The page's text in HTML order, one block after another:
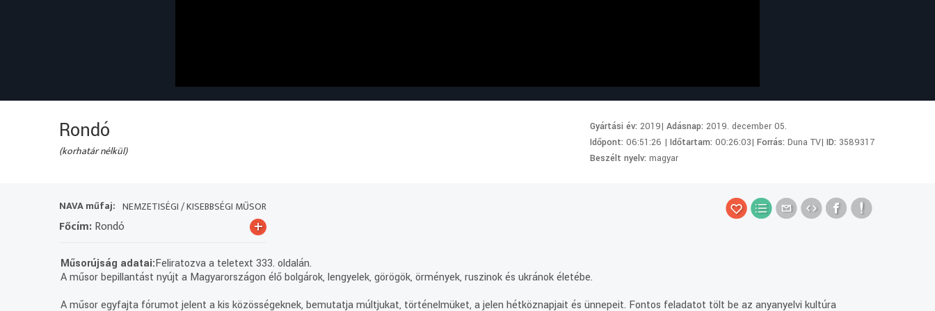
Rondó
(korhatár nélkül)
Gyártási év:2019|Adásnap:2019. december 05.
Időpont:06:51:26 |Időtartam:00:26:03|Forrás:Duna TV|ID: 3589317
Beszélt nyelv:magyar
NAVA műfaj: NEMZETISÉGI / KISEBBSÉGI MŰSOR
Főcím:Rondó +
Műsorújság adatai:Feliratozva a teletext 333. oldalán.
A műsor bepillantást nyújt a Magyarországon élő bolgárok, lengyelek, görögök, örmények, ruszinok és ukránok életébe.
A műsor egyfajta fórumot jelent a kis közösségeknek, bemutatja múltjukat, történelmüket, a jelen hétköznapjait és ünnepeit. Fontos feladatot tölt be az anyanyelvi kultúra